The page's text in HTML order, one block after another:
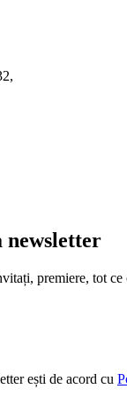
newsletter
premiere, tot
ești de acord cu